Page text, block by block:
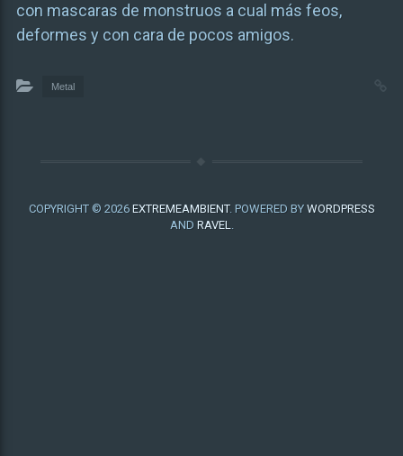
con mascaras de monstruos a cual más feos,
deformes y con cara de pocos amigos.
Metal
COPYRIGHT © 2026 EXTREMEAMBIENT. POWERED BY WORDPRESS
AND RAVEL.